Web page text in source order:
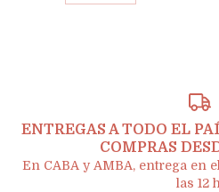
ENTREGAS A TODO EL
COMPRAS
En CABA y AMBA, entrega en
las 12